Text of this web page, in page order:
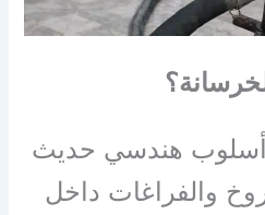
أسلوب هندسي حديث
والفراغات داخل